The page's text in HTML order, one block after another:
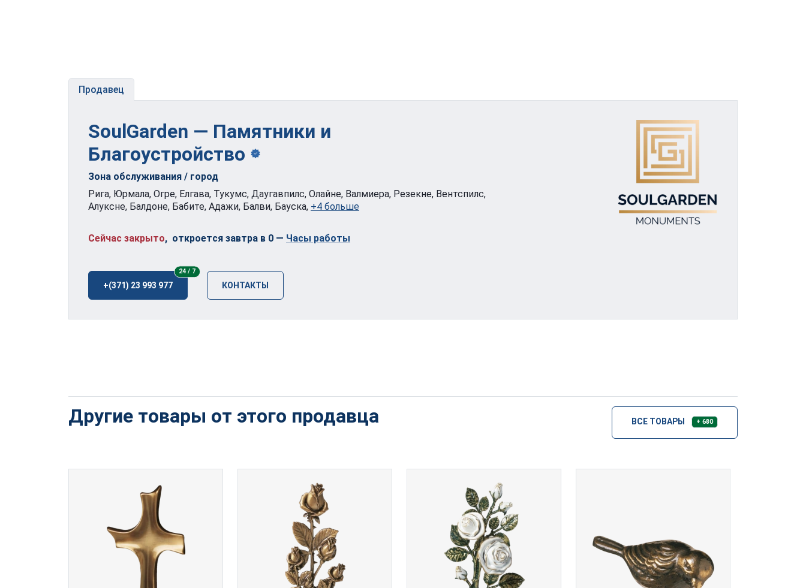
Продавец
SoulGarden — Памятники и
Благоустройство
Зона обслуживания / город
Рига, Юрмала, Огре, Елгава, Тукумс, Даугавпилс, Олайне, Валмиера, Резекне, Вентспилс,
Алуксне, Балдоне, Бабите, Адажи, Балви, Бауска, +4 больше
Сейчас закрыто, откроется завтра в 0 — Часы работы
+(371) 23 993 977
24 / 724/7
КОНТАКТЫ
Другие товары от этого продавца ВСЕ ТОВАРЫ + 680